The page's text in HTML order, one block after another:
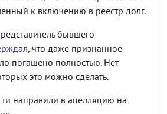
к включению в реестр долг.
бывшего
, что даже признанное
погашено полностью. Нет
это можно сделать.
направили в апелляцию на